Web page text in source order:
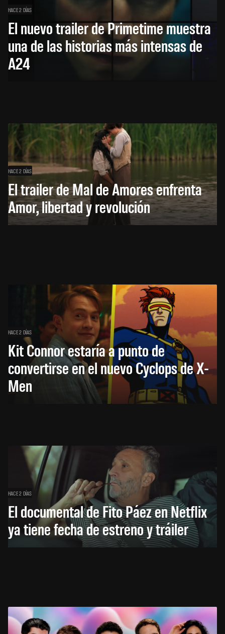
HACE 2 DÍAS
El nuevo trailer de Primetime muestra
una de las historias más intensas de
A24
HACE 2 DÍAS
El trailer de Mal de Amores enfrenta
Amor, libertad y revolución
HACE 2 DÍAS
Kit Connor estaría a punto de
convertirse en el nuevo Cyclops de X-
Men
HACE 2 DÍAS
El documental de Fito Páez en Netflix
ya tiene fecha de estreno y tráiler